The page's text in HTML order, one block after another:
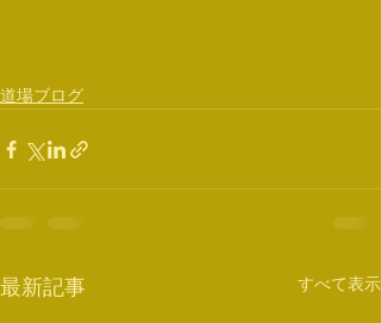
道場ブログ
最新記事 すべて表示